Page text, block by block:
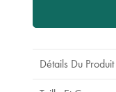
Détails Du Produit